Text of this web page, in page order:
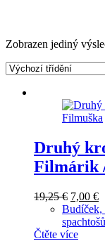
Zobrazen jediný
Druhý
Filmárik
19,25€ Původní
cena
byla:
19,25 €.
7,00 €
je:
Budíček,
spachtošů
Čtěte více